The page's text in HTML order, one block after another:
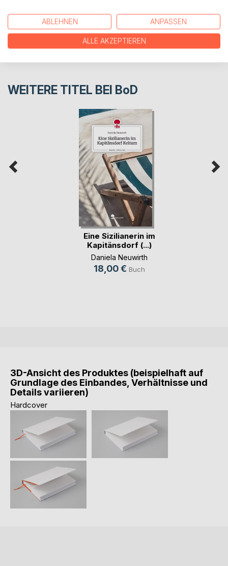
REZENSIONEN
WEITERE TITEL BEI BoD
Eine Sizilianerin im
Kapitänsdorf (...)
Daniela Neuwirth
18,00 € Buch
3D-Ansicht des Produktes (beispielhaft auf
Grundlage des Einbandes, Verhältnisse und
Details variieren)
Hardcover
ABLEHNEN ANPASSEN
ALLE AKZEPTIEREN